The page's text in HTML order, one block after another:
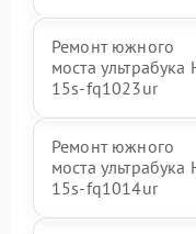
Ремонт южного
моста ультрабука
15s-fq1023ur
Ремонт южного
моста ультрабука
15s-fq1014ur